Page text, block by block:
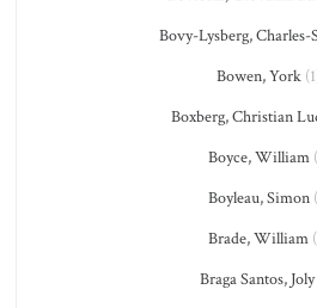
Bovy-Lysberg, Charles-
Bowen, York
Boxberg, Christian
Boyce, William
Boyleau, Simon
Brade, William
Braga Santos, Joly